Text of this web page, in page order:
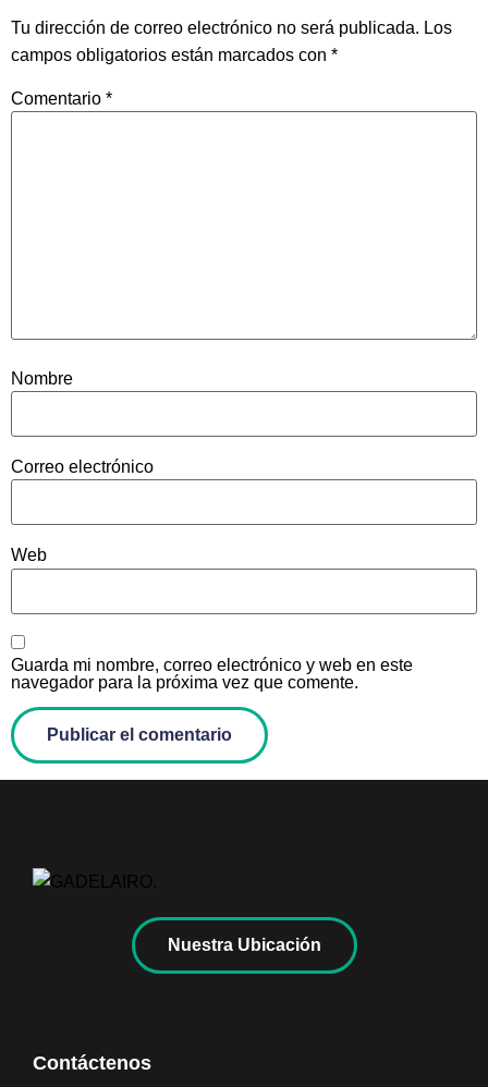
Tu dirección de correo electrónico no será publicada. Los
campos obligatorios están marcados con *
Comentario *
Nombre
Correo electrónico
Web
Guarda mi nombre, correo electrónico y web en este
navegador para la próxima vez que comente.
Nuestra Ubicación
Contáctenos